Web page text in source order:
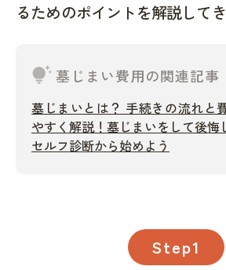
るためのポイントを解説してき
tips_and_updates墓じまい費用の関連記事
墓じまいとは？ 手続きの流れと
やすく解説！墓じまいをして後悔
セルフ診断から始めよう
Step1